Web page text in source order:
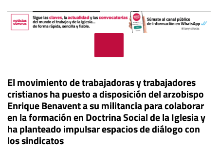
El movimiento de trabajadoras y trabajadores
cristianos ha puesto a disposición del arzobispo
Enrique Benavent a su militancia para colaborar
en la formación en Doctrina Social de la Iglesia y
ha planteado impulsar espacios de diálogo con
los sindicatos